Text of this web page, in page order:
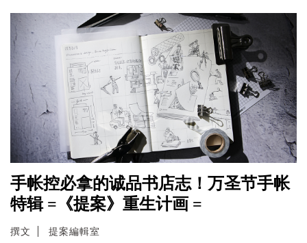
手帐控必拿的诚品书店志！万圣节手帐
特辑 =《提案》重生计画 =
撰文 提案編輯室